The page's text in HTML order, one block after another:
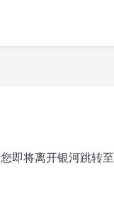
您即将离开银河跳转至